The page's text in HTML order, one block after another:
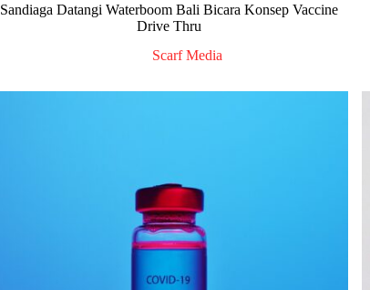
Sandiaga Datangi Waterboom Bali Bicara Konsep Vaccine
Drive Thru
Scarf Media